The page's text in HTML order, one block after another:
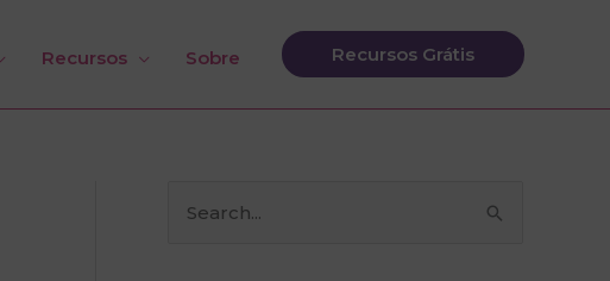
Recursos Sobre Recursos Grátis